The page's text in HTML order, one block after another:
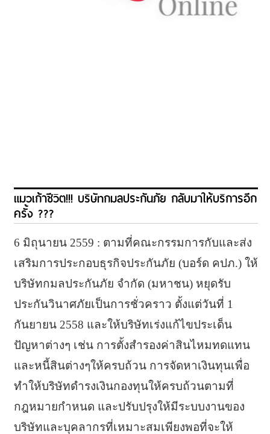
แมวเก้าชีวิต!!! บริษัทกมลประกันภัย กลับมาให้บริการอีก
ครั้ง ???
6 มิถุนายน 2559 : ตามที่คณะกรรมการกับและส่ง
เสริมการประกอบธุรกิจประกันภัย (บอร์ด คปภ.) ให้
บริษัทกมลประกันภัย จำกัด (มหาชน) หยุดรับ
ประกันวินาศภัยเป็นการชั่วคราว ตั้งแต่วันที่ 1
กันยายน 2558 และให้บริษัทเร่งแก้ไขประเด็น
ปัญหาต่างๆ เช่น การตั้งสำรองค่าสินไหมทดแทน
และหนี้สินต่างๆให้ครบถ้วน การจัดหาเงินทุนเพื่อ
ทำให้บริษัทดำรงเงินกองทุนให้ครบถ้วนตามที่
กฎหมายกำหนด และปรับปรุงให้มีระบบงานของ
บริษัทและบุคลากรที่เหมาะสมเพียงพอที่จะให้